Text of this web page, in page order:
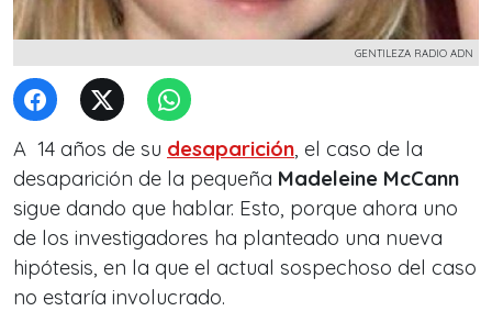
GENTILEZA RADIO ADN
A 14 años de su desaparición, el caso de la
desaparición de la pequeña Madeleine McCann
sigue dando que hablar. Esto, porque ahora uno
de los investigadores ha planteado una nueva
hipótesis, en la que el actual sospechoso del caso
no estaría involucrado.